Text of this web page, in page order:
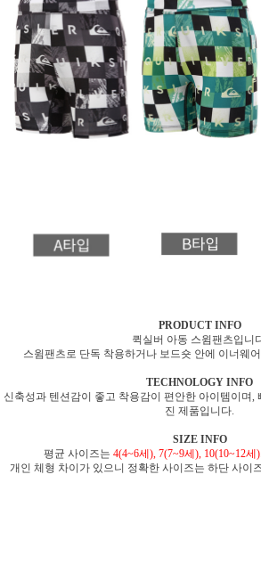
PRODUCT INFO
퀵실버 아동 스윔팬츠입니
스윔팬츠로 단독 착용하거나 보드숏 안에 이너웨
TECHNOLOGY INFO
신축성과 텐션감이 좋고 착용감이 편안한 아이템이며,
진 제품입니다.
SIZE INFO
평균 사이즈는 4(4~6세), 7(7~9세), 10(10~12세)..
개인 체형 차이가 있으니 정확한 사이즈는 하단 사이